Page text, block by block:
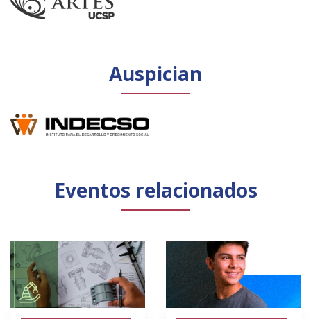
Auspician
Eventos relacionados